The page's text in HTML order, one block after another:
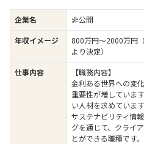
企業名
非公開
年収イメージ
800万円〜2000万円
より決定）
仕事内容
【職務内容】
金利ある世界への変
重要性が増していま
い人材を求めています
サステナビリティ情
グを通じて、クライ
とができる職種です。